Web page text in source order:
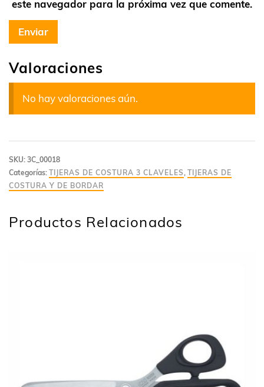
Valoraciones
No hay valoraciones aún.
este navegador para la próxima vez que comente.
SKU: 3C_00018
Categorías: TIJERAS DE COSTURA 3 CLAVELES, TIJERAS DE
COSTURA Y DE BORDAR
Productos Relacionados